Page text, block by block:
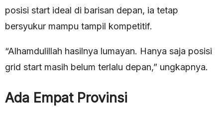
posisi start ideal di barisan depan, ia tetap
bersyukur mampu tampil kompetitif.
“Alhamdulillah hasilnya lumayan. Hanya saja posisi
grid start masih belum terlalu depan,” ungkapnya.
Ada Empat Provinsi